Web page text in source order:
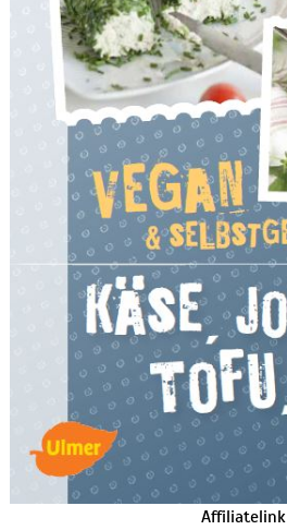
Affiliatelink